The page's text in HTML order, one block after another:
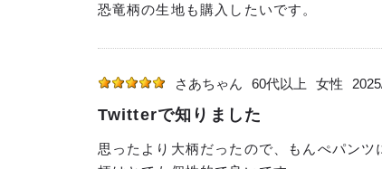
恐竜柄の生地も購入したいです。
さあちゃん 60代以上 女性
Twitterで知りました
思ったより大柄だったので、もんぺパン